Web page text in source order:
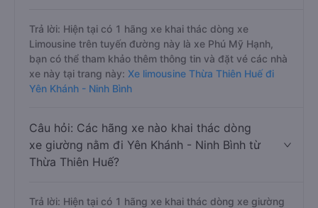
Trả lời: Hiện tại có 1 hãng xe khai thác dòng xe
Limousine trên tuyến đường này là xe Phú Mỹ Hạnh,
bạn có thể tham khảo thêm thông tin và đặt vé các nhà
xe này tại trang này: Xe limousine Thừa Thiên Huế đi
Yên Khánh - Ninh Bình
Câu hỏi: Các hãng xe nào khai thác dòng
xe giường nằm đi Yên Khánh - Ninh Bình từ
Thừa Thiên Huế?
Trả lời: Hiện tại có 1 hãng xe khai thác dòng xe giường